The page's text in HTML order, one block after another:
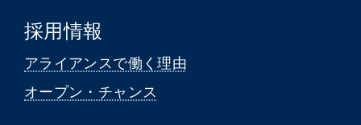
採用情報
アライアンスで働く理由
オープン・チャンス